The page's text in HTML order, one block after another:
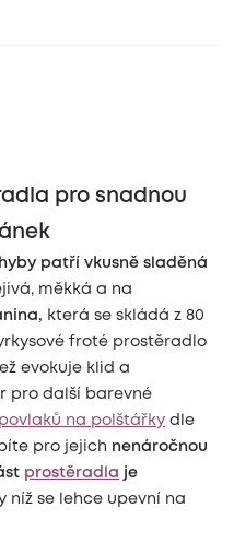
pro snadnou
patří vkusně sladěná
měkká a na
která se skládá z 80
froté prostěradlo
evokuje klid a
pro další barevné
povlaků na polštářky dle
pro jejich nenáročnou
prostěradla je
níž se lehce upevní na